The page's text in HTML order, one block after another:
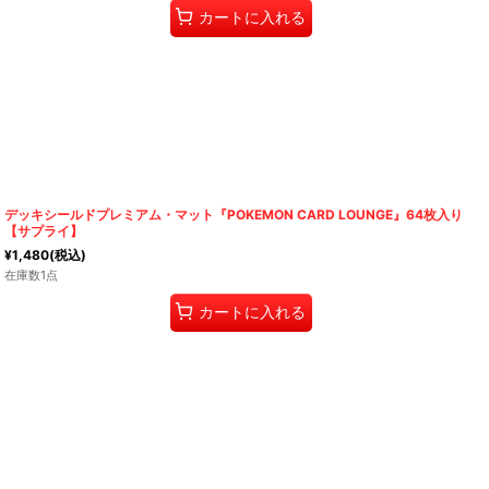
カートに入れる
デッキシールドプレミアム・マット『POKEMON CARD LOUNGE』64枚入り
【サプライ】
¥1,480(税込)
在庫数1点
カートに入れる